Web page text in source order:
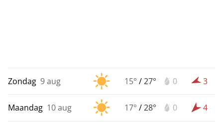
Zondag 9 aug 15° /27° 0 3
Maandag 10 aug 17° /28° 0 4